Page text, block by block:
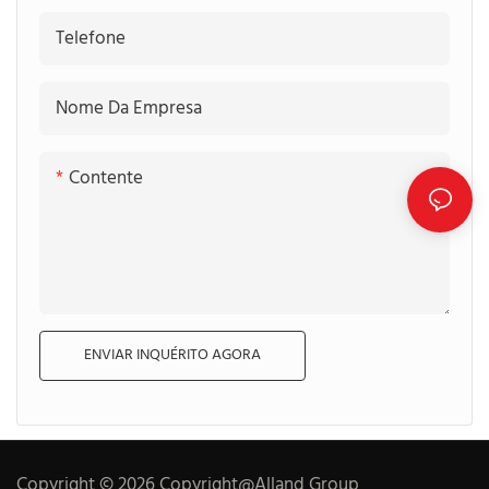
Telefone
Nome Da Empresa
Contente
ENVIAR INQUÉRITO AGORA